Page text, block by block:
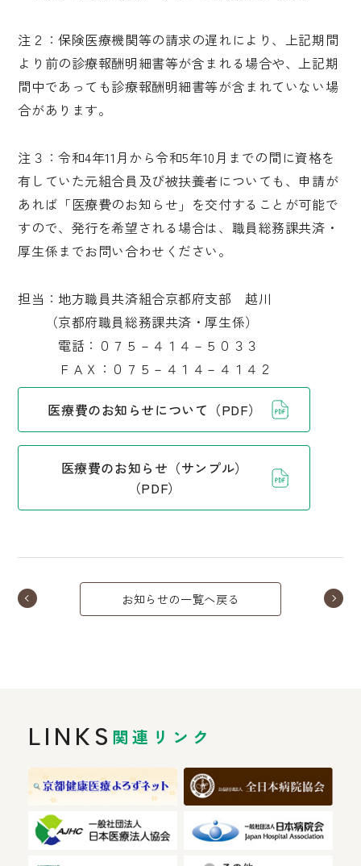
注２：保険医療機関等の請求の遅れにより、上記期間
より前の診療報酬明細書等が含まれる場合や、上記期
間中であっても診療報酬明細書等が含まれていない場
合があります。
注３：令和4年11月から令和5年10月までの間に資格を
有していた元組合員及び被扶養者についても、申請が
あれば「医療費のお知らせ」を交付することが可能で
すので、発行を希望される場合は、職員総務課共済・
厚生係までお問い合わせください。
担当：地方職員共済組合京都府支部 越川
（京都府職員総務課共済・厚生係）
電話：０７５－４１４－５０３３
ＦＡＸ：０７５－４１４－４１４２
医療費のお知らせについて（PDF）
医療費のお知らせ（サンプル）
（PDF）
お知らせの一覧へ戻る
LINKS 関連リンク